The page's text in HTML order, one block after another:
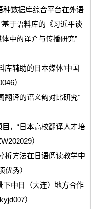
种数据库综合平台在外语
基于语料库的《习近平谈
中的译介与传播研究”
库辅助的日本媒体‘中国
）
翻译的语义韵对比研究”
，“日本高校翻译人才培
）
析方法在日语阅读教学中
优秀）
下中日（大连）地方合作
）